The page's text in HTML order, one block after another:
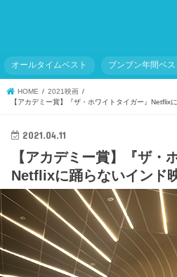
オールタイムベスト ブンブン年間ベス
HOME
2021映画
【アカデミー賞】『ザ・ホワイトタイガー』Netflix
2021.04.11
【アカデミー賞】『ザ・
Netflixに踊らないインド